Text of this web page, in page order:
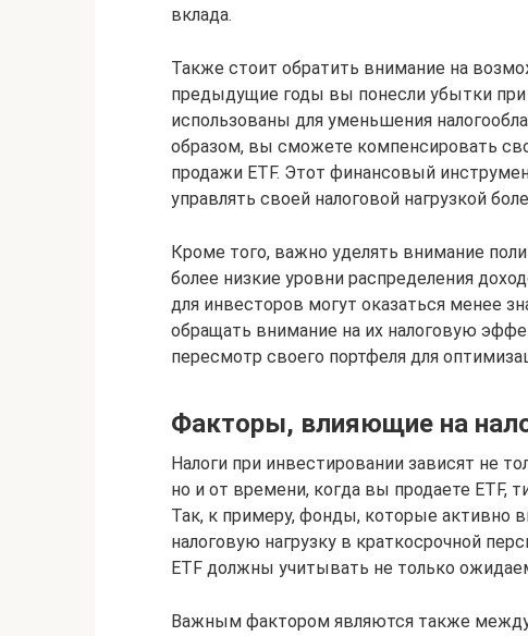
вклада.
Также стоит обратить внимание на
предыдущие годы вы понесли убытки
использованы для уменьшения
образом, вы сможете компенсировать
продажи ETF. Этот финансовый
управлять своей налоговой нагрузкой
Кроме того, важно уделять внимание
более низкие уровни распределения
для инвесторов могут оказаться менее
обращать внимание на их налоговую
пересмотр своего портфеля для
Факторы, влияющие на
Налоги при инвестировании зависят не
но и от времени, когда вы продаете ETF,
Так, к примеру, фонды, которые
налоговую нагрузку в краткосрочной
ETF должны учитывать не только
Важным фактором являются также